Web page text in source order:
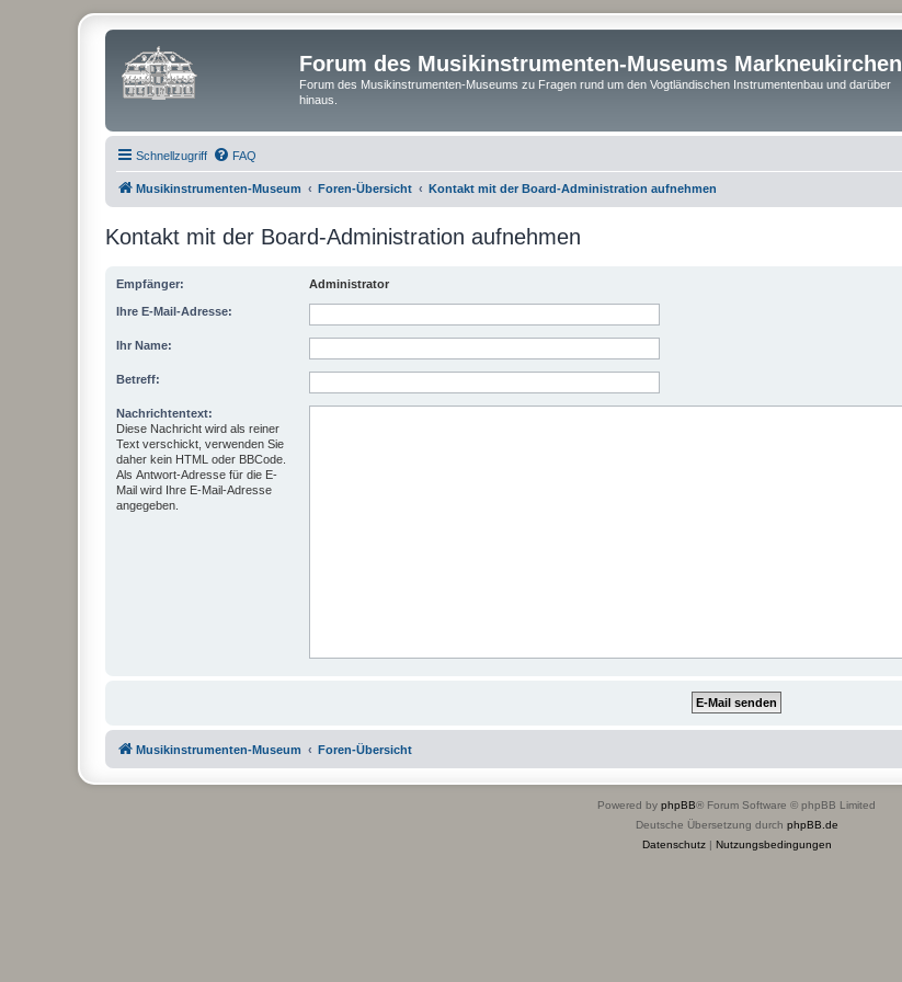
Forum des Musikinstrumenten-Museums Markneukirchen
Forum des Musikinstrumenten-Museums zu Fragen rund um den Vogtländischen Instrumentenbau und darüber
hinaus.
Schnellzugriff FAQ
Musikinstrumenten-Museum Foren-Übersicht Kontakt mit der Board-Administration aufnehmen
Kontakt mit der Board-Administration aufnehmen
Empfänger: Administrator
Ihre E-Mail-Adresse:
Ihr Name:
Betreff:
Nachrichtentext:
Diese Nachricht wird als reiner
Text verschickt, verwenden Sie
daher kein HTML oder BBCode.
Als Antwort-Adresse für die E-
Mail wird Ihre E-Mail-Adresse
angegeben.
Musikinstrumenten-Museum Foren-Übersicht
Powered by phpBB® Forum Software © phpBB Limited
Deutsche Übersetzung durch phpBB.de
Datenschutz| Nutzungsbedingungen